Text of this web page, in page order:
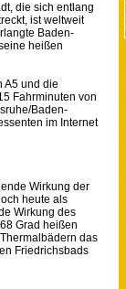
die sich entlang
ist weltweit
Baden-
heißen
A5 und die
Fahrminuten von
Baden-
im Internet
Wirkung der
heute als
Wirkung des
Grad heißen
das
Friedrichsbads